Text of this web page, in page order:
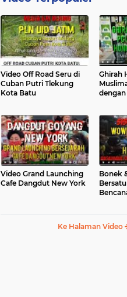
Video Off Road Seru di
Cuban Putri Tlekung
Kota Batu
Ghirah
dengan
Video Grand Launching
Cafe Dangdut New York
Bonek
Ke Halaman Video